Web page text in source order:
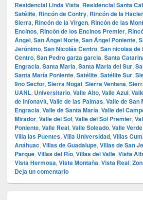
Residencial Linda Vista, Residencial Santa
Satélite, Rincón de Contry, Rincón de la
Sierra, Rincón de la Virgen, Rincón de las
Encinos, Rincón de los Encinos Premier,
Ángel, San Ángel Norte, San Ángel Poniente,
Jerónimo, San Nicolás Centro, San nicolas de
Centro, San Pedro garza garcia, Santa
Engracia, Santa María, Santa María del Sur,
Santa María Poniente, Satélite, Satélite Sur,
9no Sector, Sierra Nogal, Sierra Ventana,
UANL, Universitario, Valle Alto, Valle Azul,
de Infonavit, Valle de las Palmas, Valle de San
Engracia, Valle de Santa María, Valle del
Mirador, Valle del Sol, Valle del Sol Premier,
Poniente, Valle Real, Valle Soleado, Valle Verde
Villa las Puentes, Villa Universidad, Villas
Anáhuac, Villas de Guadalupe, Villas de San
Parque, Villas del Río, Villas del Valle, Vista
Vista Hermosa, Vista Montaña, Vista Real,
Deja un comentario